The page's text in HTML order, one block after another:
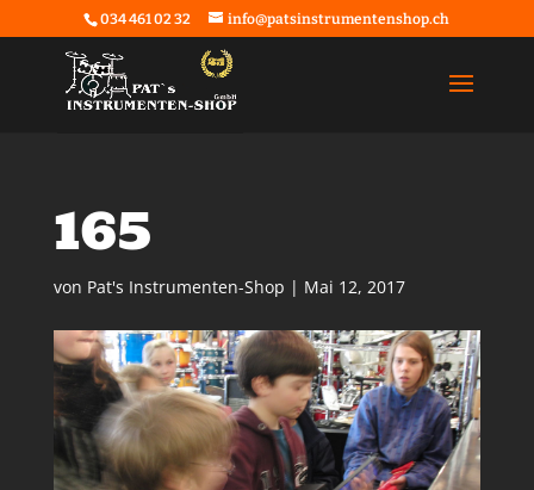
034 461 02 32 info@patsinstrumentenshop.ch
165
von Pat's Instrumenten-Shop | Mai 12, 2017